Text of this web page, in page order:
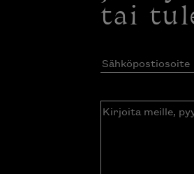
tai
Sähköpostiosoite
Kirjoita